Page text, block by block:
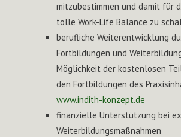
mitzubestimmen und damit für
tolle Work-Life Balance zu
berufliche Weiterentwicklung
Fortbildungen und
Möglichkeit der kostenlosen
den Fortbildungen des
www.indith-konzept.de
finanzielle Unterstützung bei
Weiterbildungsmaßnahmen